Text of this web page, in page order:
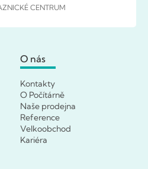
CENTRUM
O nás
Kontakty
O Počítárně
Naše prodejna
Reference
Velkoobchod
Kariéra